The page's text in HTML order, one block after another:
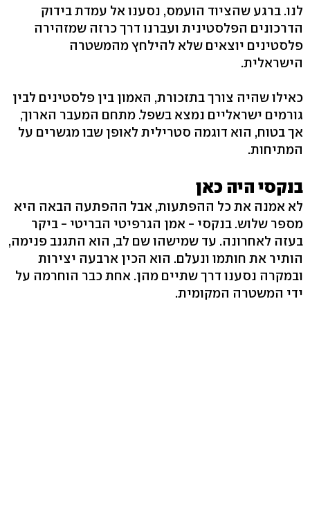
לנו. ברגע שהציוד הועמס, נסענו אל עמדת בידוק
הדרכונים הפלסטינית ועברנו דרך כרזה שמזהירה
פלסטינים יוצאים שלא להילחץ מהמשטרה
הישראלית.
כאילו שהיה צורך בתזכורת, האמון בין פלסטינים לבין
גורמים ישראליים נמצא בשפל. מתחם המעבר הארוך,
אך בטוח, הוא דוגמה סטרילית לאופן שבו מגשרים על
המתיחות.
בנקסי היה כאן
לא אמנה את כל ההפתעות, אבל ההפתעה הבאה היא
מספר שלוש. בנקסי - אמן הגרפיטי הבריטי - ביקר
בעזה לאחרונה. עד שמישהו שם לב, הוא התגנב פנימה,
הותיר את חותמו ונעלם. הוא הכין ארבעה יצירות
ובמקרה נסענו דרך שתיים מהן. אחת כבר הוחרמה על
ידי המשטרה המקומית.